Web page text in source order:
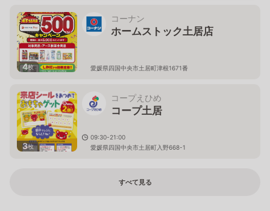
4枚
コーナン
ホームストック土居店
愛媛県四国中央市土居町津根1671番
3枚
コープえひめ
コープ土居
09:30-21:00
愛媛県四国中央市土居町入野668-1
すべて見る